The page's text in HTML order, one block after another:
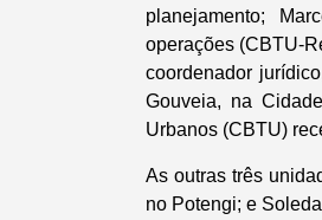
planejamento;
operações (CBTU-
coordenador
Gouveia, na
Urbanos (CBTU)
As outras três
no Potengi; e